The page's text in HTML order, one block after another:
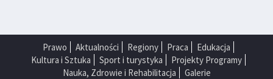
Prawo Aktualności Regiony Praca
Edukacja
Kultura i Sztuka
Sport i turystyka
Projekty Programy
Nauka, Zdrowie i Rehabilitacja
Galerie